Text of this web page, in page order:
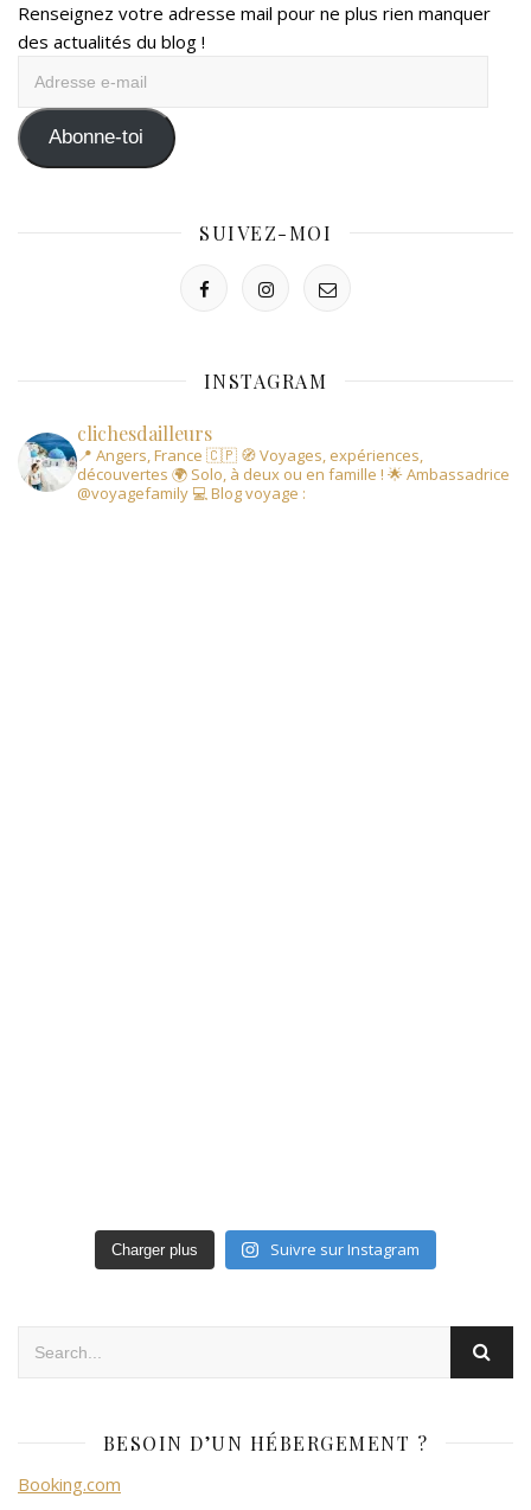
Renseignez votre adresse mail pour ne plus rien manquer
des actualités du blog !
mail Abonne-toi
SUIVEZ-MOI
INSTAGRAM
clichesdailleurs
📍 Angers, France 🇨🇵 🧭 Voyages, expériences,
découvertes 🌍 Solo, à deux ou en famille ! 🌟 Ambassadrice
@voyagefamily 💻 Blog voyage :
Charger plus Suivre sur Instagram
BESOIN D’UN HÉBERGEMENT ?
Booking.com